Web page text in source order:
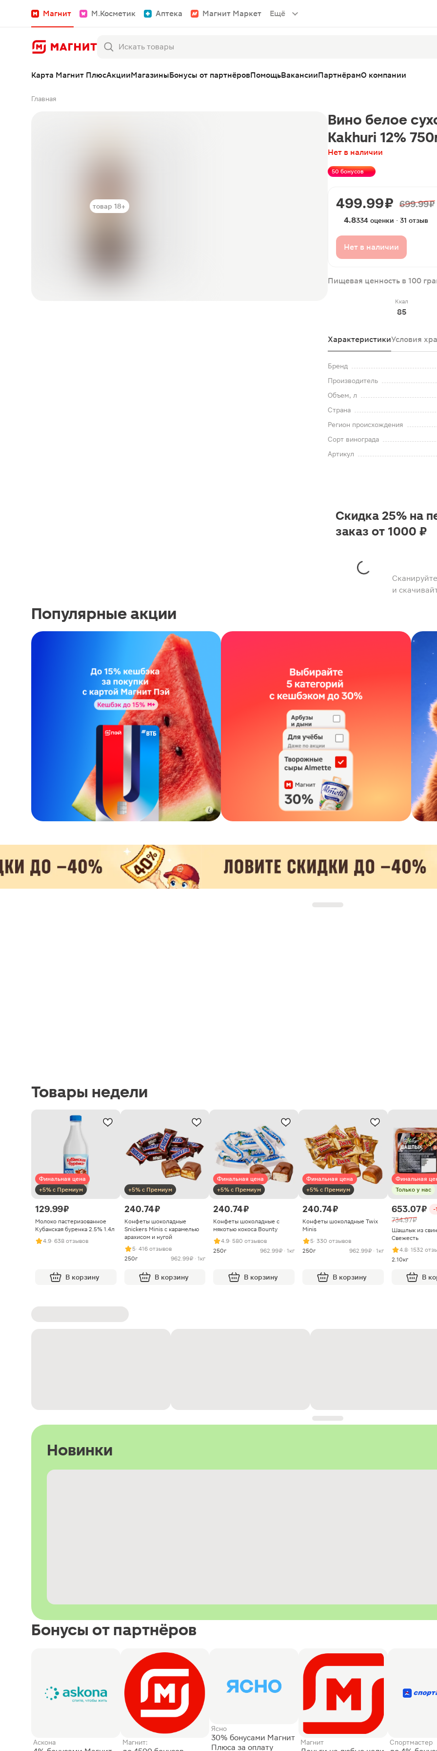
Магнит М.Косметик Аптека Магнит Маркет Ещё
Карта Магнит ПлюсАкцииМагазиныБонусы от партнёровПомощьВакансииПартнёрамО компании
Главная
товар 18+
50 бонусов
Вино белое
Kakhuri 12%
Нет в наличии
499.99 ₽ 699.99 ₽
4.8334 оценки · 31 отзыв
Нет в наличии
Пищевая ценность в 100
Ккал
85
ХарактеристикиУсловия
Бренд
Производитель
Объем, л
Страна
Регион происхождения
Сорт винограда
Артикул
и
Скидка 25% на
заказ от 1000 ₽
Популярные акции
Товары недели
Финальная цена
+5% с Премиум
129.99 ₽
Молоко пастеризованное
Кубанская буренка 2.5% 1.4л
4.9· 638 отзывов
В корзину
+5% с Премиум
240.74 ₽
Конфеты шоколадные
Snickers Minis с карамелью
арахисом и нугой
5· 416 отзывов
250г
962.99 ₽ · 1кг
В корзину
Финальная цена
+5% с Премиум
240.74 ₽
Конфеты шоколадные с
мякотью кокоса Bounty
4.9· 580 отзывов
250г
962.99 ₽ · 1кг
В корзину
Финальная цена
+5% с Премиум
240.74 ₽
Конфеты шоколадные Twix
Minis
5· 330 отзывов
250г
962.99 ₽ · 1кг
В корзину
Финальная
Только у нас
653.07 ₽ -
734.97 ₽
Шашлык из
Свежесть
4.8· 1532
2.10кг
В
Новинки
Бонусы от партнёров
Аскона Магнит:
Ясно
30% бонусами Магнит
Плюса за оплату
Магнит Спортмастер